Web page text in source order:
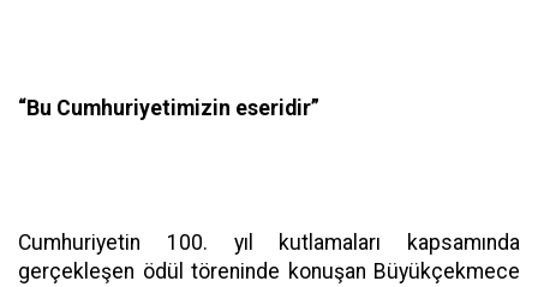
“Bu Cumhuriyetimizin eseridir”
Cumhuriyetin 100. yıl kutlamaları kapsamında
gerçekleşen ödül töreninde konuşan Büyükçekmece